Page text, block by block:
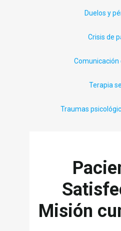
Duelos y
Crisis de
Comunicación
Terapia
Traumas
Misión